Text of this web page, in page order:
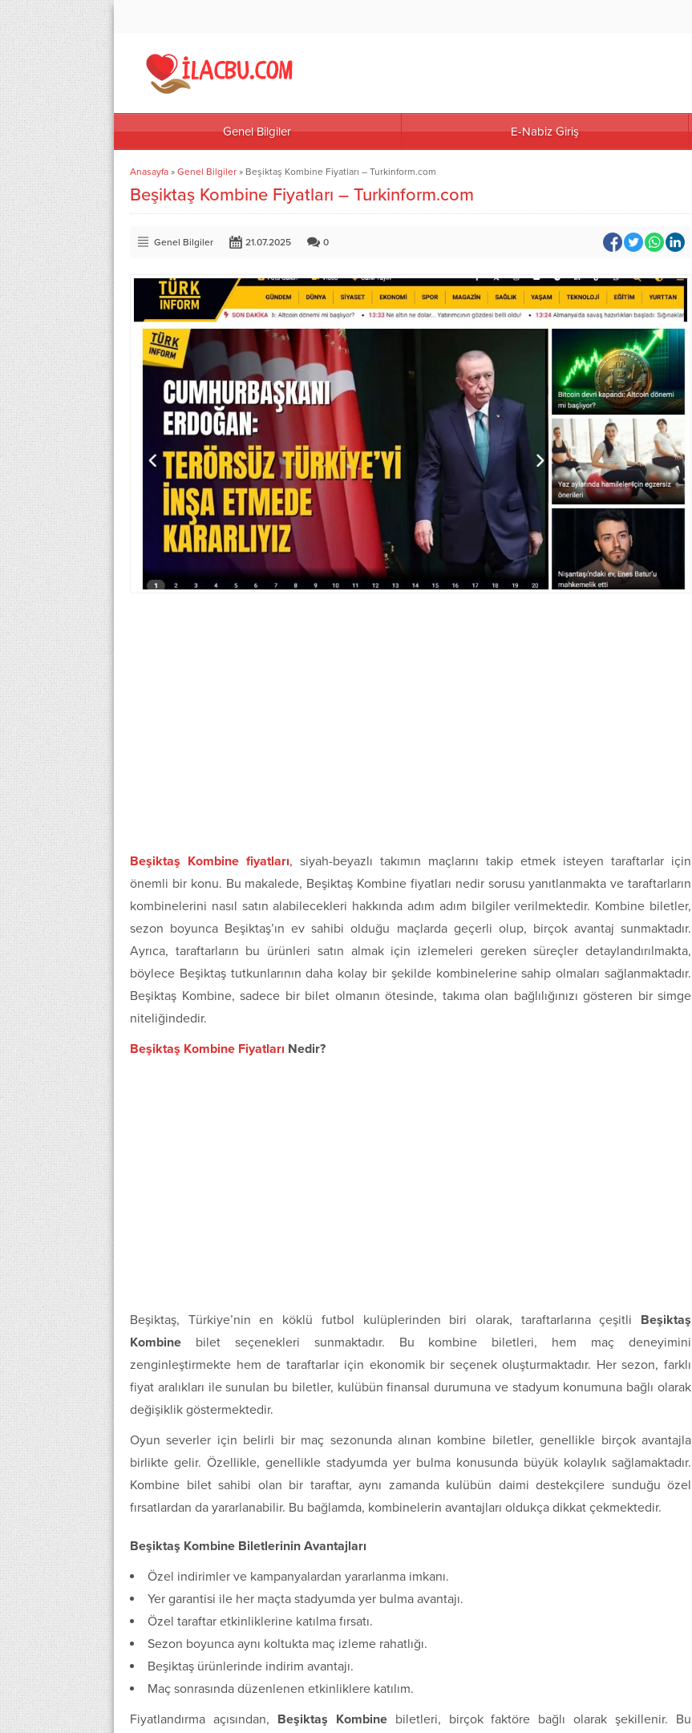
Genel Bilgiler E-Nabiz Giriş
Anasayfa » Genel Bilgiler » Beşiktaş Kombine Fiyatları – Turkinform.com
Beşiktaş Kombine Fiyatları – Turkinform.com
Genel Bilgiler 21.07.2025 0
Beşiktaş Kombine fiyatları, siyah-beyazlı takımın maçlarını takip etmek isteyen taraftarlar için
önemli bir konu. Bu makalede, Beşiktaş Kombine fiyatları nedir sorusu yanıtlanmakta ve taraftarların
kombinelerini nasıl satın alabilecekleri hakkında adım adım bilgiler verilmektedir. Kombine biletler,
sezon boyunca Beşiktaş’ın ev sahibi olduğu maçlarda geçerli olup, birçok avantaj sunmaktadır.
Ayrıca, taraftarların bu ürünleri satın almak için izlemeleri gereken süreçler detaylandırılmakta,
böylece Beşiktaş tutkunlarının daha kolay bir şekilde kombinelerine sahip olmaları sağlanmaktadır.
Beşiktaş Kombine, sadece bir bilet olmanın ötesinde, takıma olan bağlılığınızı gösteren bir simge
niteliğindedir.
Beşiktaş Kombine Fiyatları Nedir?
Beşiktaş, Türkiye’nin en köklü futbol kulüplerinden biri olarak, taraftarlarına çeşitli Beşiktaş
Kombine bilet seçenekleri sunmaktadır. Bu kombine biletleri, hem maç deneyimini
zenginleştirmekte hem de taraftarlar için ekonomik bir seçenek oluşturmaktadır. Her sezon, farklı
fiyat aralıkları ile sunulan bu biletler, kulübün finansal durumuna ve stadyum konumuna bağlı olarak
değişiklik göstermektedir.
Oyun severler için belirli bir maç sezonunda alınan kombine biletler, genellikle birçok avantajla
birlikte gelir. Özellikle, genellikle stadyumda yer bulma konusunda büyük kolaylık sağlamaktadır.
Kombine bilet sahibi olan bir taraftar, aynı zamanda kulübün daimi destekçilere sunduğu özel
fırsatlardan da yararlanabilir. Bu bağlamda, kombinelerin avantajları oldukça dikkat çekmektedir.
Beşiktaş Kombine Biletlerinin Avantajları
Özel indirimler ve kampanyalardan yararlanma imkanı.
Yer garantisi ile her maçta stadyumda yer bulma avantajı.
Özel taraftar etkinliklerine katılma fırsatı.
Sezon boyunca aynı koltukta maç izleme rahatlığı.
Beşiktaş ürünlerinde indirim avantajı.
Maç sonrasında düzenlenen etkinliklere katılım.
Fiyatlandırma açısından, Beşiktaş Kombinebiletleri, birçok faktöre bağlı olarak şekillenir. Bu